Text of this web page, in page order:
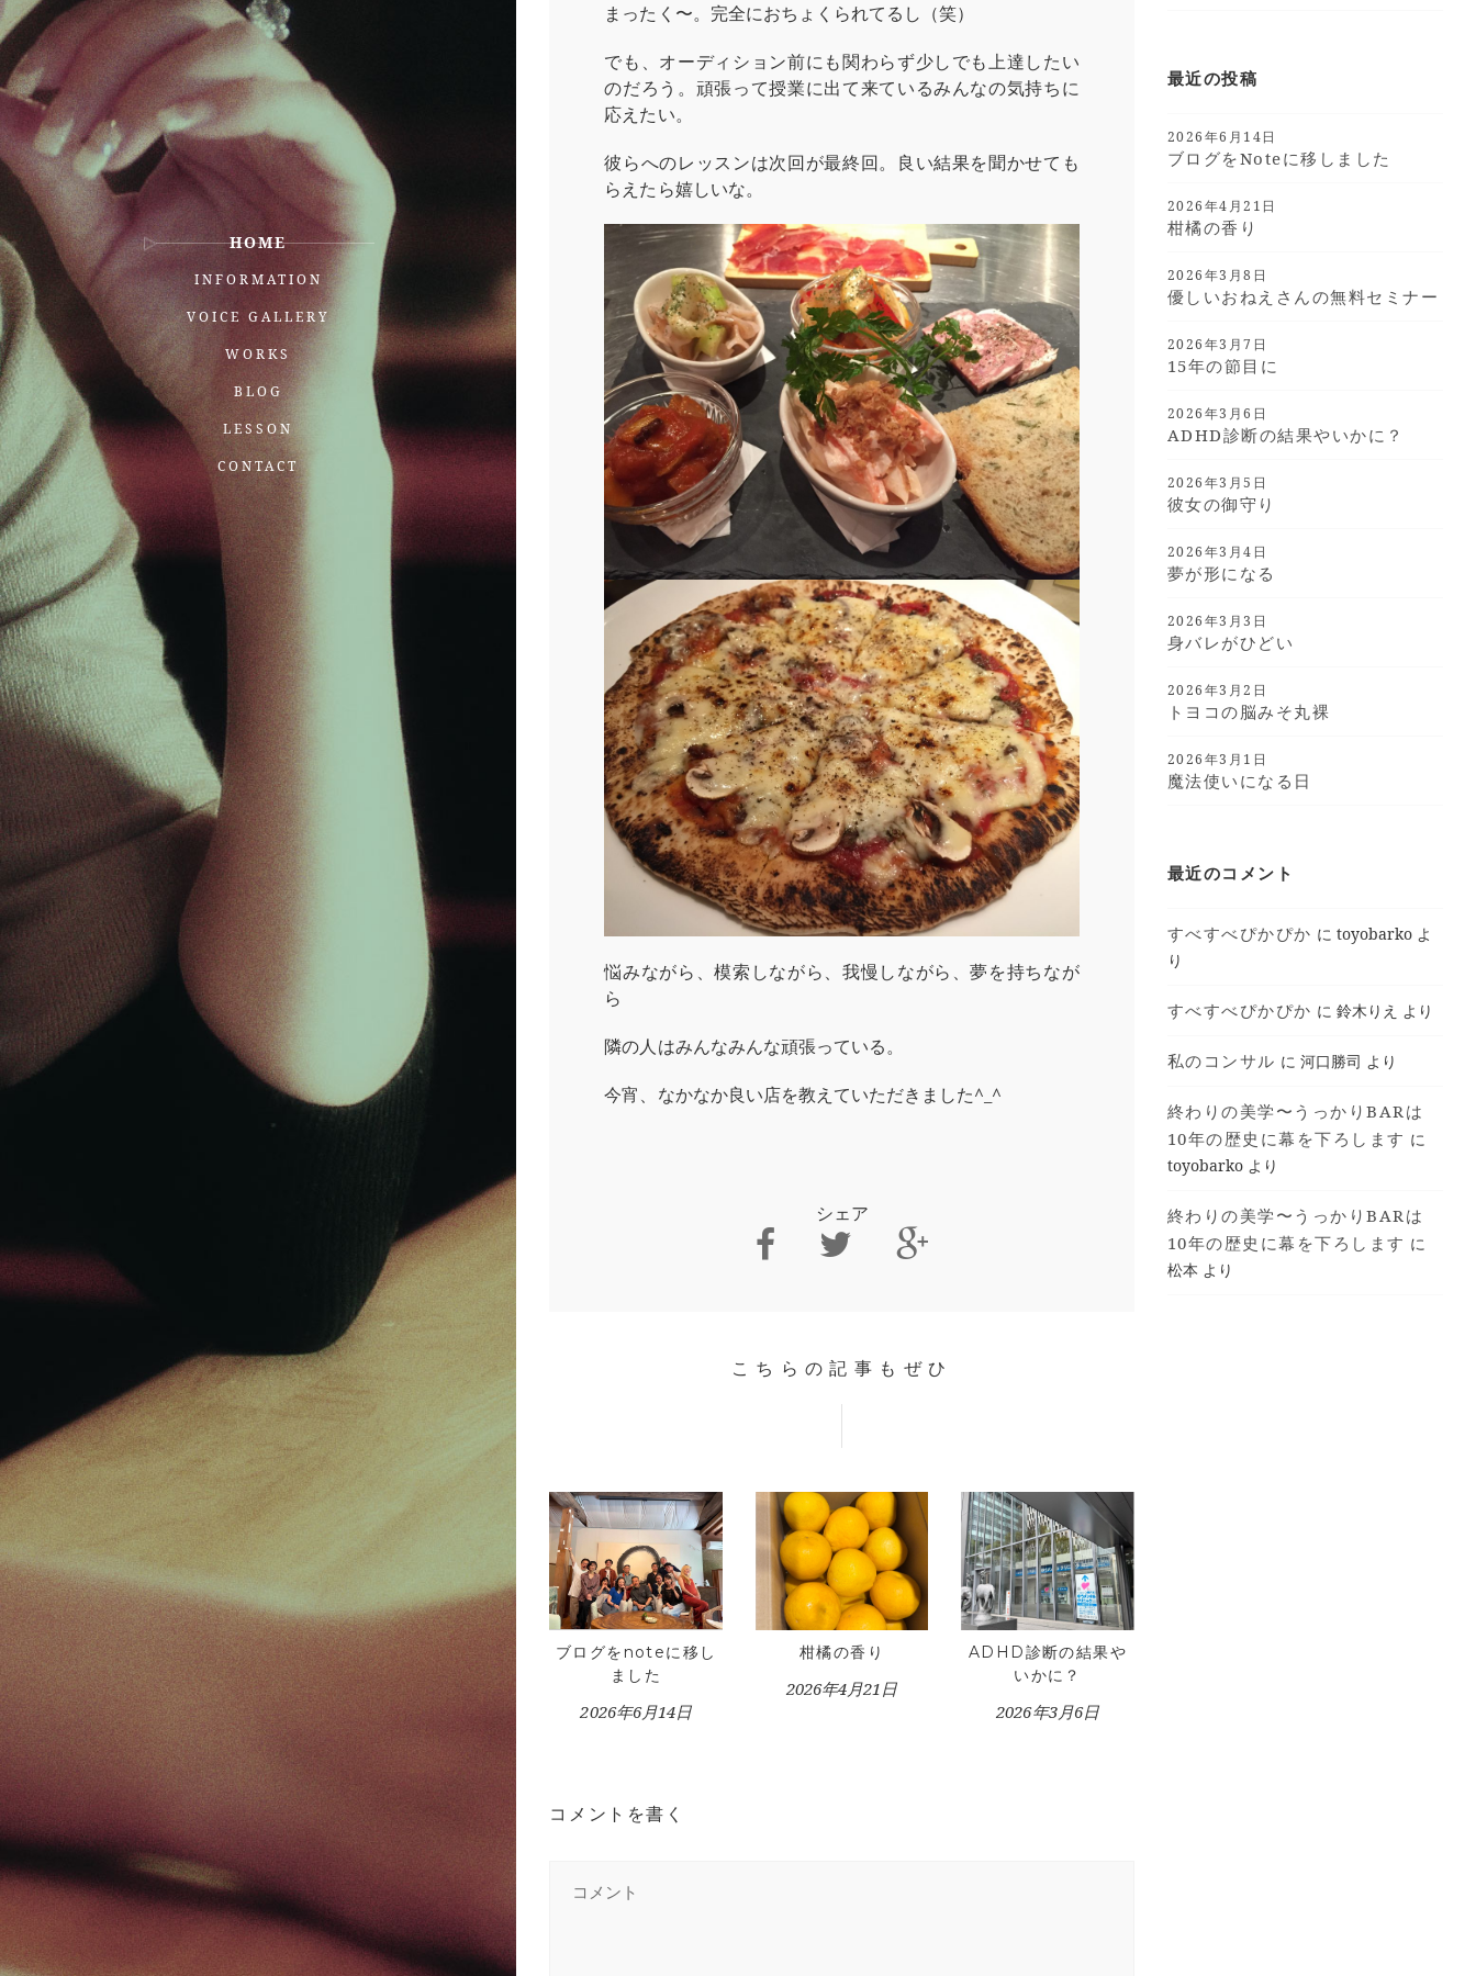
HOME
INFORMATION
VOICE GALLERY
WORKS
BLOG
LESSON
CONTACT
まったく〜。完全におちょくられてるし（笑）
でも、オーディション前にも関わらず少しでも上達したい
のだろう。頑張って授業に出て来ているみんなの気持ちに
応えたい。
彼らへのレッスンは次回が最終回。良い結果を聞かせても
らえたら嬉しいな。
悩みながら、模索しながら、我慢しながら、夢を持ちなが
ら
隣の人はみんなみんな頑張っている。
今宵、なかなか良い店を教えていただきました^_^
シェア
こちらの記事もぜひ
ブログをnoteに移し
ました
2026年6月14日
柑橘の香り
2026年4月21日
ADHD診断の結果や
いかに？
2026年3月6日
コメントを書く
最近の投稿
2026年6月14日
ブログをnoteに移しました
2026年4月21日
柑橘の香り
2026年3月8日
優しいおねえさんの無料セミナー
2026年3月7日
15年の節目に
2026年3月6日
ADHD診断の結果やいかに？
2026年3月5日
彼女の御守り
2026年3月4日
夢が形になる
2026年3月3日
身バレがひどい
2026年3月2日
トヨコの脳みそ丸裸
2026年3月1日
魔法使いになる日
最近のコメント
すべすべぴかぴか に toyobarko よ
り
すべすべぴかぴか に 鈴木りえ より
私のコンサル に 河口勝司 より
終わりの美学〜うっかりBARは
10年の歴史に幕を下ろします に
toyobarko より
終わりの美学〜うっかりBARは
10年の歴史に幕を下ろします に
松本 より